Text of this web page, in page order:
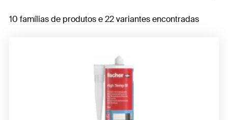
10 famílias de produtos e 22 variantes encontradas